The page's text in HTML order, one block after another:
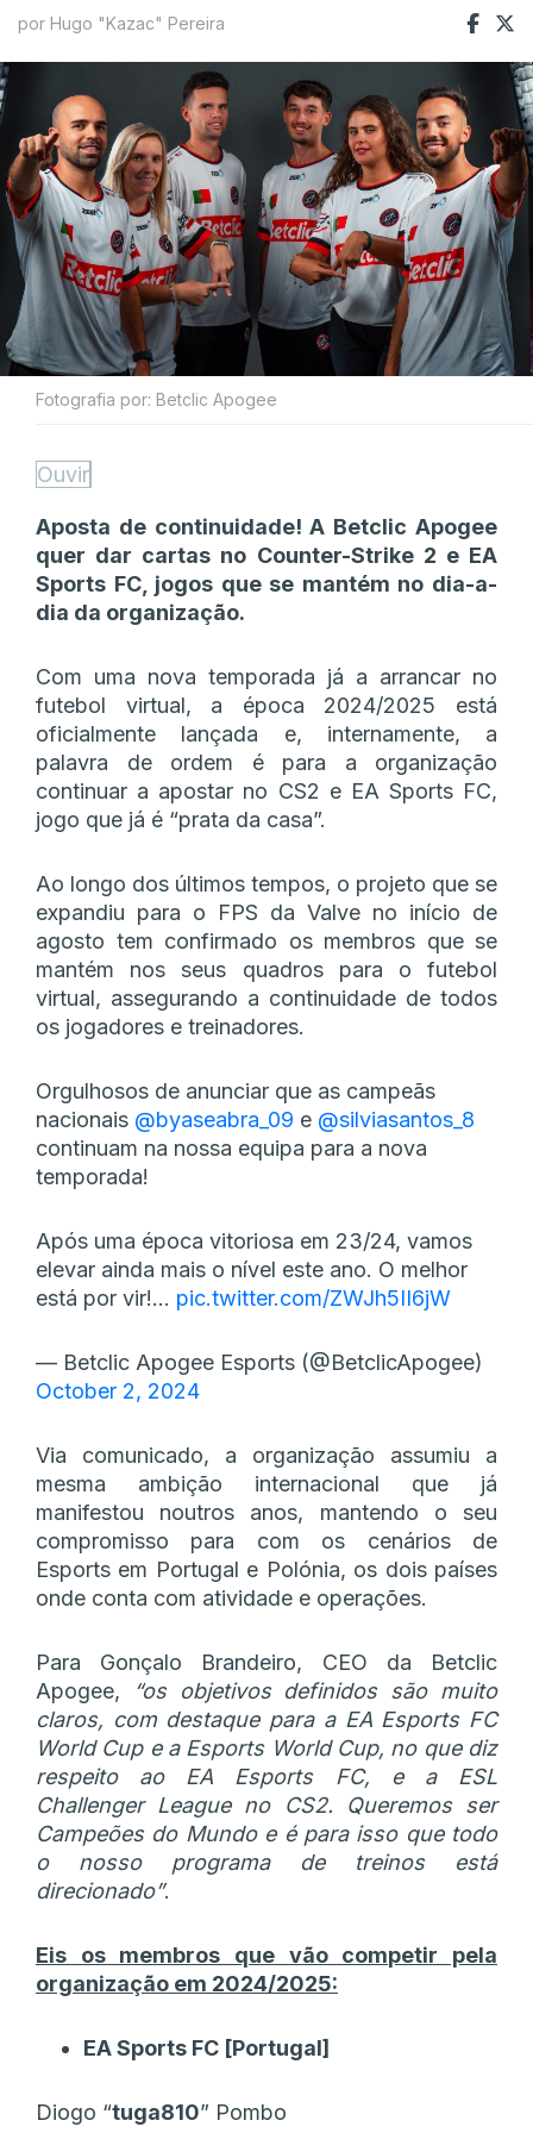
por Hugo "Kazac" Pereira
Fotografia por: Betclic Apogee
Ouvir
Aposta de continuidade! A Betclic Apogee
quer dar cartas no Counter-Strike 2 e EA
Sports FC, jogos que se mantém no dia-a-
dia da organização.
Com uma nova temporada já a arrancar no
futebol virtual, a época 2024/2025 está
oficialmente lançada e, internamente, a
palavra de ordem é para a organização
continuar a apostar no CS2 e EA Sports FC,
jogo que já é “prata da casa”.
Ao longo dos últimos tempos, o projeto que se
expandiu para o FPS da Valve no início de
agosto tem confirmado os membros que se
mantém nos seus quadros para o futebol
virtual, assegurando a continuidade de todos
os jogadores e treinadores.
Orgulhosos de anunciar que as campeãs
nacionais @byaseabra_09 e @silviasantos_8
continuam na nossa equipa para a nova
temporada!
Após uma época vitoriosa em 23/24, vamos
elevar ainda mais o nível este ano. O melhor
está por vir!… pic.twitter.com/ZWJh5II6jW
— Betclic Apogee Esports (@BetclicApogee)
October 2, 2024
Via comunicado, a organização assumiu a
mesma ambição internacional que já
manifestou noutros anos, mantendo o seu
compromisso para com os cenários de
Esports em Portugal e Polónia, os dois países
onde conta com atividade e operações.
Para Gonçalo Brandeiro, CEO da Betclic
Apogee,
“os objetivos definidos são muito
claros, com destaque para a EA Esports FC
World Cup e a Esports World Cup, no que diz
respeito ao EA Esports FC, e a ESL
Challenger League no CS2. Queremos ser
Campeões do Mundo e é para isso que todo
o nosso programa de treinos está
direcionado”.
Eis os membros que vão competir pela
organização em 2024/2025:
EA Sports FC [Portugal]
Diogo “tuga810” Pombo